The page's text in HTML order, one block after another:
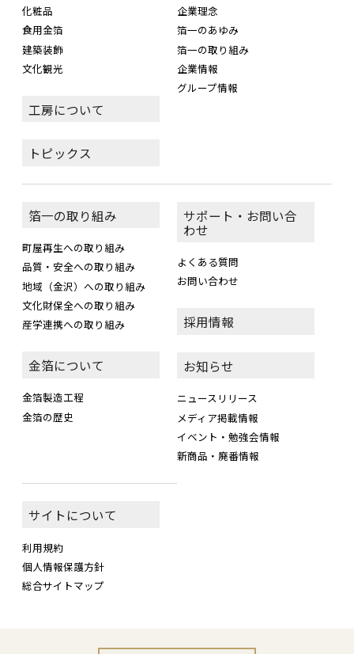
化粧品
食用金箔
建築装飾
文化観光
工房について
トピックス
企業理念
箔一のあゆみ
箔一の取り組み
企業情報
グループ情報
箔一の取り組み
町屋再生への取り組み
品質・安全への取り組み
地域（金沢）への取り組み
文化財保全への取り組み
産学連携への取り組み
金箔について
金箔製造工程
金箔の歴史
サポート・お問い合
わせ
よくある質問
お問い合わせ
採用情報
お知らせ
ニュースリリース
メディア掲載情報
イベント・勉強会情報
新商品・廃番情報
サイトについて
利用規約
個人情報保護方針
総合サイトマップ